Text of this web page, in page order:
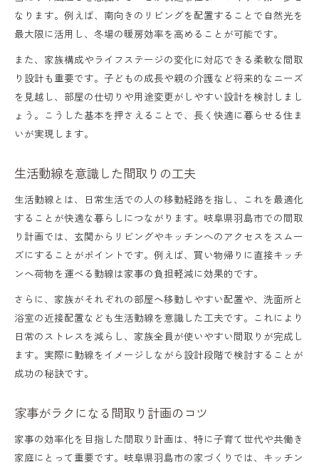
なります。例えば、南向きのリビングを配置することで自然光を
最大限に活用し、冬場の暖房効率を高めることが可能です。
また、家族構成やライフステージの変化に対応できる柔軟な間取
り設計も重要です。子どもの成長や親の介護など将来的なニーズ
を見越し、部屋の仕切りや用途変更がしやすい設計を検討しまし
ょう。こうした基本を押さえることで、長く快適に暮らせる住ま
いが実現します。
生活動線を意識した間取りの工夫
生活動線とは、日常生活での人の移動経路を指し、これを最適化
することが快適な暮らしにつながります。岐阜県羽島市での間取
り計画では、玄関からリビングやキッチンへのアクセスをスムー
ズにすることがポイントです。例えば、買い物帰りに直接キッチ
ンへ荷物を運べる動線は家事の負担軽減に効果的です。
さらに、家族がそれぞれの部屋へ移動しやすい配置や、洗面所と
浴室の近接配置なども生活動線を意識した工夫です。これにより
日常のストレスを減らし、家族全員が使いやすい間取りが完成し
ます。実際に動線をイメージしながら設計段階で検討することが
成功の秘訣です。
家事がラクになる間取り計画のコツ
家事の効率化を目指した間取り計画は、特に子育て世代や共働き
家庭にとって重要です。岐阜県羽島市の家づくりでは、キッチン